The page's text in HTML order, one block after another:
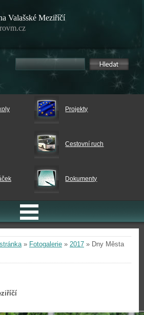
Valašské Meziříčí
Projekty
Cestovní ruch
Dokumenty
» Fotogalerie » 2017 » Dny Města